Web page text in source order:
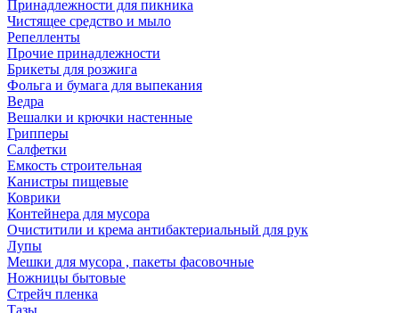
Принадлежности для пикника
Чистящее средство и мыло
Репелленты
Прочие принадлежности
Брикеты для розжига
Фольга и бумага для выпекания
Ведра
Вешалки и крючки настенные
Грипперы
Салфетки
Емкость строительная
Канистры пищевые
Коврики
Контейнера для мусора
Очиститили и крема антибактериальный для рук
Лупы
Мешки для мусора , пакеты фасовочные
Ножницы бытовые
Стрейч пленка
Тазы